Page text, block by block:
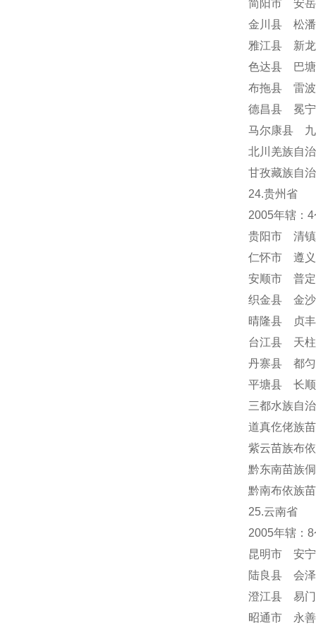
简阳市 安
金川县 松
雅江县 新
色达县 巴
布拖县 雷
德昌县 冕
马尔康县
北川羌族自
甘孜藏族自
24.贵州省
2005年辖：
贵阳市 清
仁怀市 遵
安顺市 普
织金县 金
晴隆县 贞
台江县 天
丹寨县 都
平塘县 长
三都水族自
道真仡佬族
紫云苗族布
黔东南苗族
黔南布依族
25.云南省
2005年辖：
昆明市 安
陆良县 会
澄江县 易
昭通市 永